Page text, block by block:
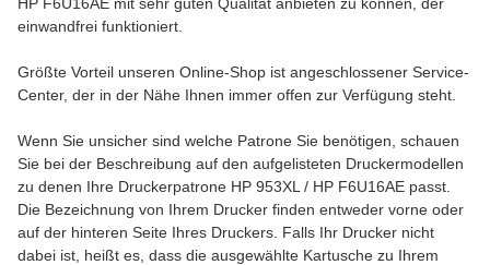
einwandfrei funktioniert.
Größte Vorteil unseren Online-Shop ist angeschlossener Service-
Center, der in der Nähe Ihnen immer offen zur Verfügung steht.
Wenn Sie unsicher sind welche Patrone Sie benötigen, schauen
Sie bei der Beschreibung auf den aufgelisteten Druckermodellen
zu denen Ihre Druckerpatrone HP 953XL / HP F6U16AE passt.
Die Bezeichnung von Ihrem Drucker finden entweder vorne oder
auf der hinteren Seite Ihres Druckers. Falls Ihr Drucker nicht
dabei ist, heißt es, dass die ausgewählte Kartusche zu Ihrem